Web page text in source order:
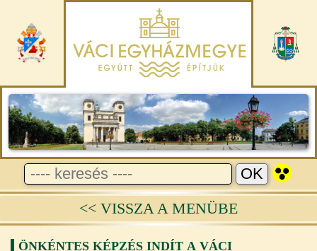
<< VISSZA A MENÜBE
ÖNKÉNTES KÉPZÉS INDÍT A VÁCI